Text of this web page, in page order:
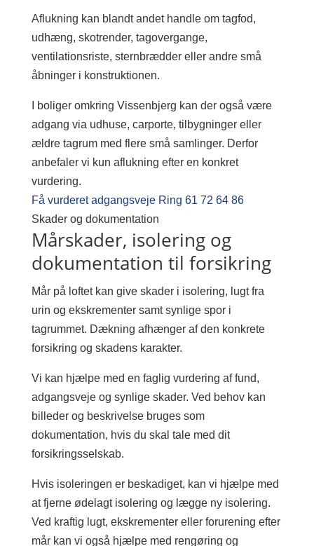
Aflukning kan blandt andet handle om tagfod,
udhæng, skotrender, tagovergange,
ventilationsriste, sternbrædder eller andre små
åbninger i konstruktionen.
I boliger omkring Vissenbjerg kan der også være
adgang via udhuse, carporte, tilbygninger eller
ældre tagrum med flere små samlinger. Derfor
anbefaler vi kun aflukning efter en konkret
vurdering.
Få vurderet adgangsveje Ring 61 72 64 86
Skader og dokumentation
Mårskader, isolering og
dokumentation til forsikring
Mår på loftet kan give skader i isolering, lugt fra
urin og ekskrementer samt synlige spor i
tagrummet. Dækning afhænger af den konkrete
forsikring og skadens karakter.
Vi kan hjælpe med en faglig vurdering af fund,
adgangsveje og synlige skader. Ved behov kan
billeder og beskrivelse bruges som
dokumentation, hvis du skal tale med dit
forsikringsselskab.
Hvis isoleringen er beskadiget, kan vi hjælpe med
at fjerne ødelagt isolering og lægge ny isolering.
Ved kraftig lugt, ekskrementer eller forurening efter
mår kan vi også hjælpe med rengøring og